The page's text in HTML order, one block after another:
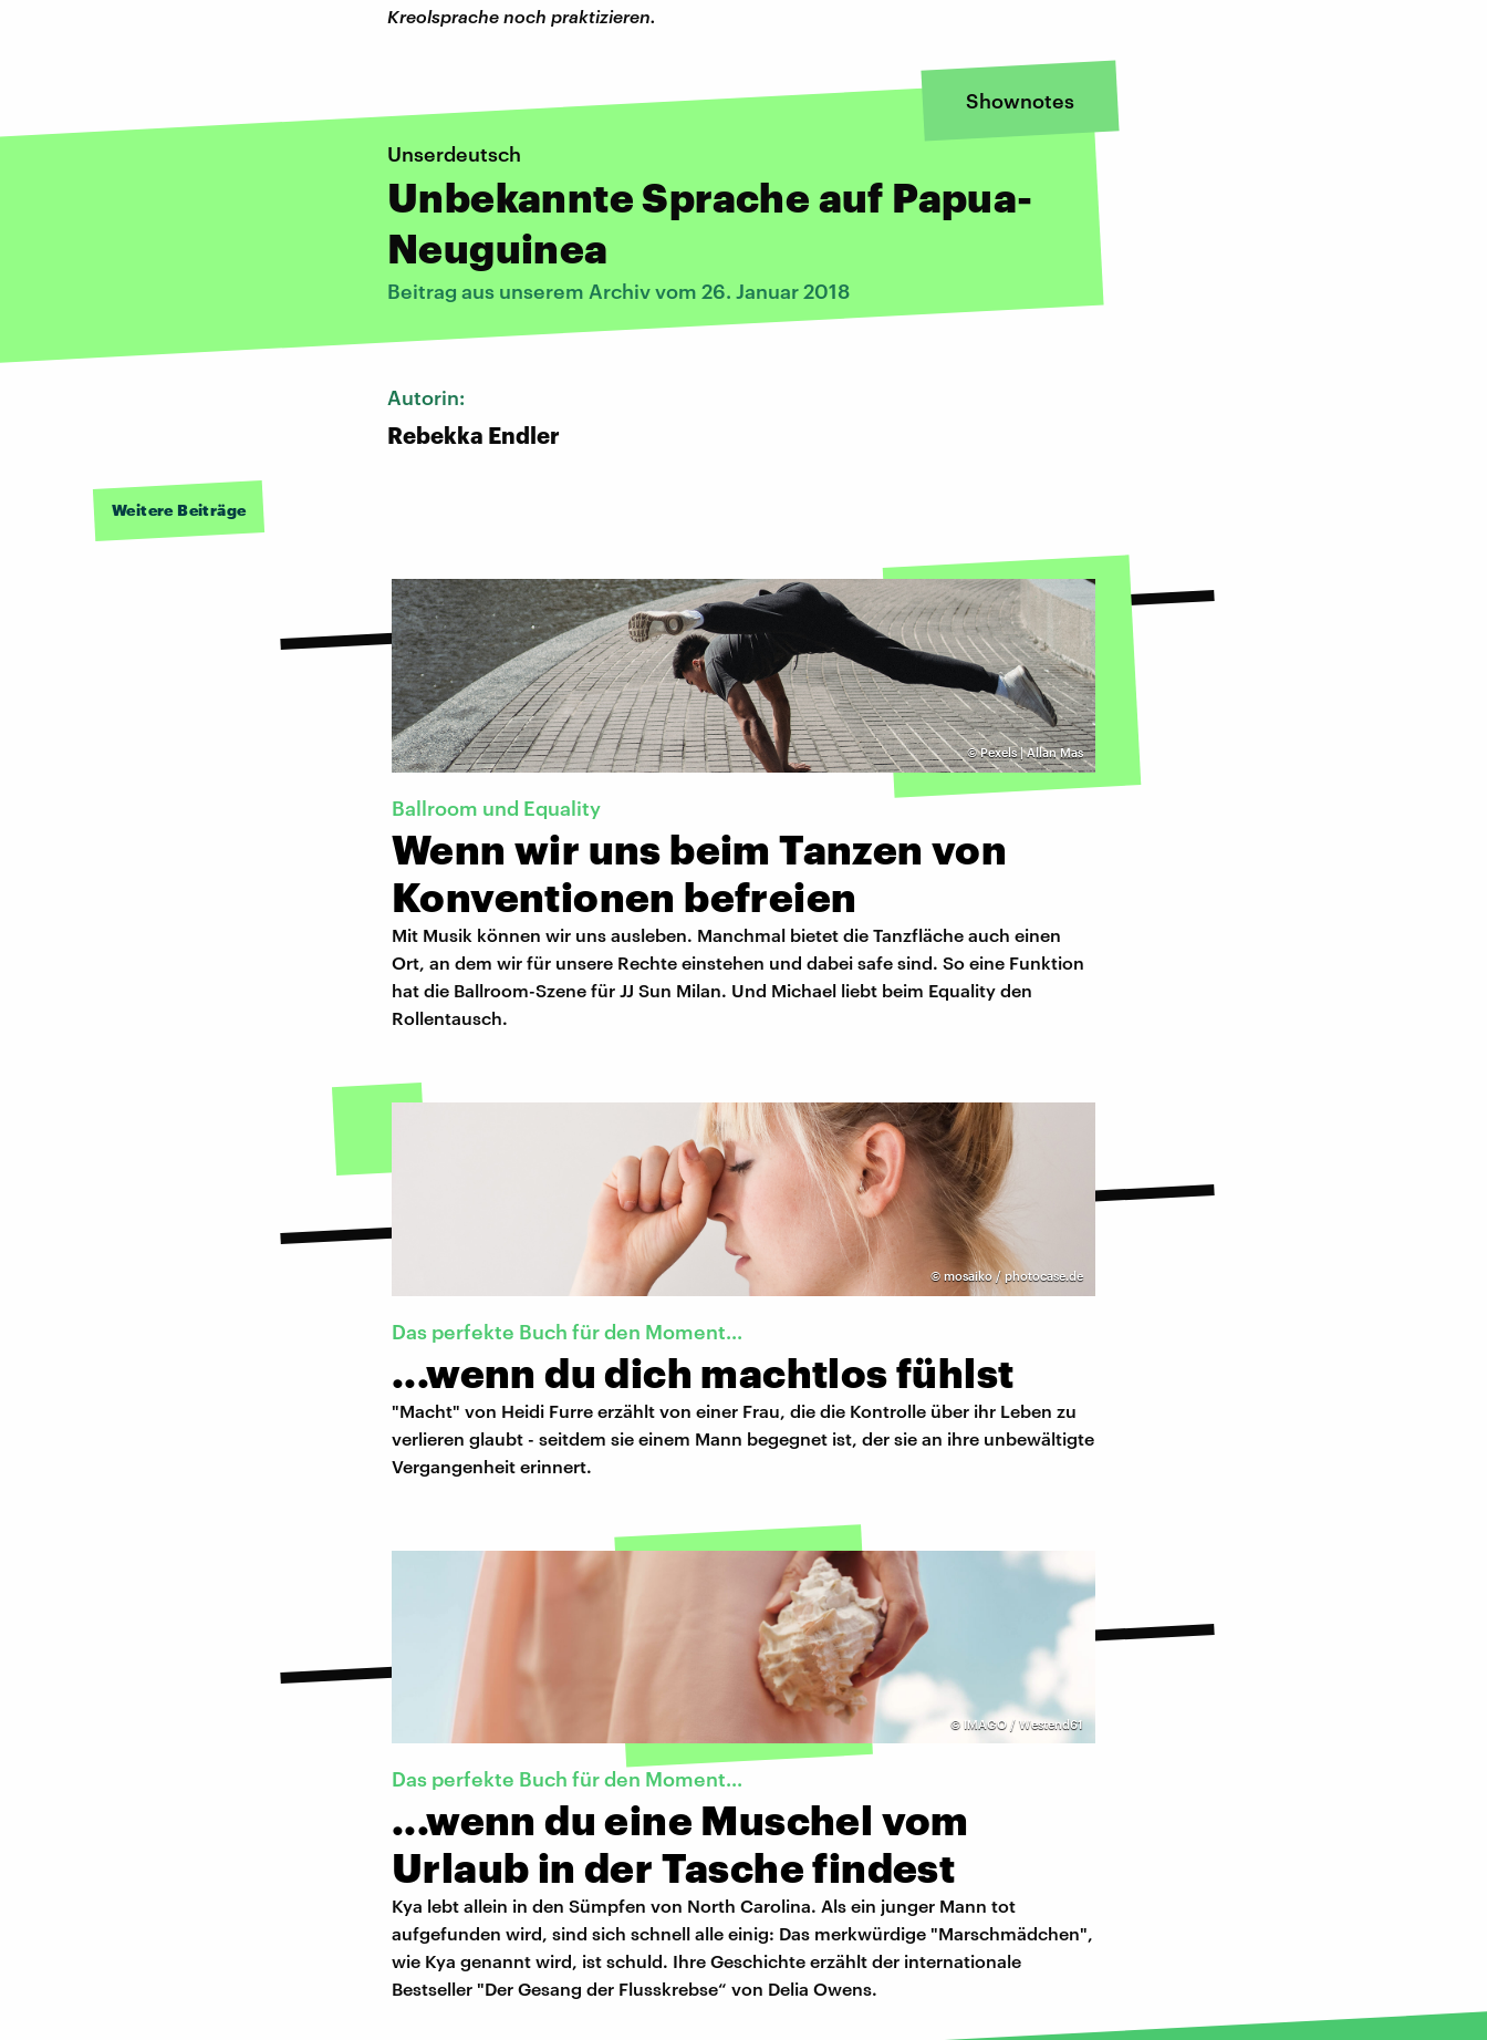
Kreolsprache noch praktizieren.
Shownotes
Unserdeutsch
Unbekannte Sprache auf Papua-
Neuguinea
Beitrag aus unserem Archiv vom 26. Januar 2018
Autorin:
Rebekka Endler
Weitere Beiträge
©Pexels | Allan Mas
Ballroom und Equality
Wenn wir uns beim Tanzen von
Konventionen befreien
Mit Musik können wir uns ausleben. Manchmal bietet die Tanzfläche auch einen
Ort, an dem wir für unsere Rechte einstehen und dabei safe sind. So eine Funktion
hat die Ballroom-Szene für JJ Sun Milan. Und Michael liebt beim Equality den
Rollentausch.
© mosaiko / photocase.de
Das perfekte Buch für den Moment...
...wenn du dich machtlos fühlst
"Macht" von Heidi Furre erzählt von einer Frau, die die Kontrolle über ihr Leben zu
verlieren glaubt - seitdem sie einem Mann begegnet ist, der sie an ihre unbewältigte
Vergangenheit erinnert.
© IMAGO / Westend61
Das perfekte Buch für den Moment...
...wenn du eine Muschel vom
Urlaub in der Tasche findest
Kya lebt allein in den Sümpfen von North Carolina. Als ein junger Mann tot
aufgefunden wird, sind sich schnell alle einig: Das merkwürdige "Marschmädchen",
wie Kya genannt wird, ist schuld. Ihre Geschichte erzählt der internationale
Bestseller "Der Gesang der Flusskrebse“ von Delia Owens.